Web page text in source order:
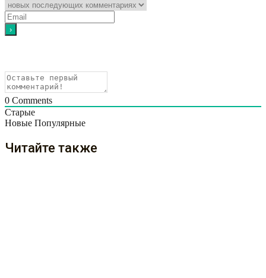
0 Comments
Старые
Новые Популярные
Читайте также